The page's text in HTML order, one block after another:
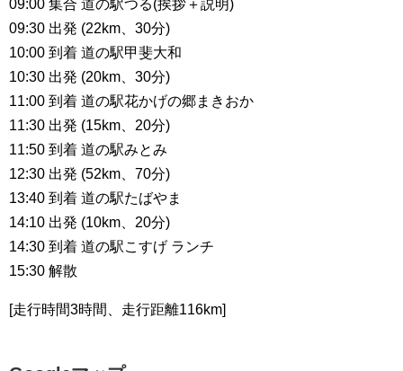
09:00 集合 道の駅つる(挨拶＋説明)
09:30 出発 (22km、30分)
10:00 到着 道の駅甲斐大和
10:30 出発 (20km、30分)
11:00 到着 道の駅花かげの郷まきおか
11:30 出発 (15km、20分)
11:50 到着 道の駅みとみ
12:30 出発 (52km、70分)
13:40 到着 道の駅たばやま
14:10 出発 (10km、20分)
14:30 到着 道の駅こすげ ランチ
15:30 解散
[走行時間3時間、走行距離116km]